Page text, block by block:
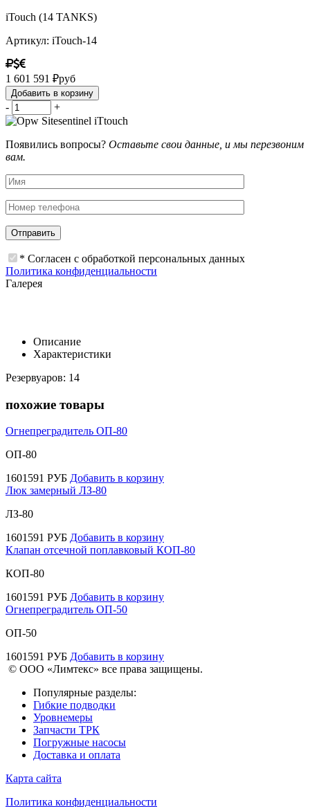
iTouch (14 TANKS)
Артикул: iTouch-14
1 601 591 ₽руб
Добавить в корзину
- +
Появились вопросы? Оставьте свои данные, и мы перезвоним
вам.
* Согласен с обработкой персональных данных
Политика конфиденциальности
Галерея
Описание
Характеристики
Резервуаров: 14
похожие товары
Огнепреградитель ОП-80
ОП-80
1601591 РУБ Добавить в корзину
Люк замерный ЛЗ-80
ЛЗ-80
1601591 РУБ Добавить в корзину
Клапан отсечной поплавковый КОП-80
КОП-80
1601591 РУБ Добавить в корзину
Огнепреградитель ОП-50
ОП-50
1601591 РУБ Добавить в корзину
© ООО «Лимтекс» все права защищены.
Популярные разделы:
Гибкие подводки
Уровнемеры
Запчасти ТРК
Погружные насосы
Доставка и оплата
Карта сайта
Политика конфиденциальности